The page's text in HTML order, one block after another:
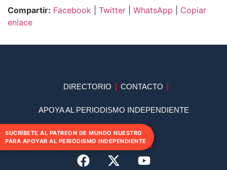
Compartir: Facebook Twitter WhatsApp
Copiar
enlace
DIRECTORIO CONTACTO
APOYA AL PERIODISMO INDEPENDIENTE
SUSCRIBETE
SUCRÍBETE AL PATREON DE MUNDO NUESTRO
PARA APOYAR AL PERIODISMO INDEPENDIENTE